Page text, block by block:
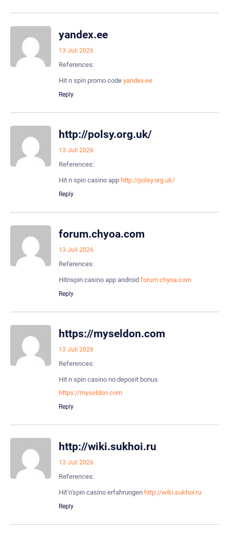
yandex.ee
13 Juli 2026
References:
Hit n spin promo code yandex.ee
Reply
http://polsy.org.uk/
13 Juli 2026
References:
Hit n spin casino app http://polsy.org.uk/
Reply
forum.chyoa.com
13 Juli 2026
References:
Hitnspin casino app android forum.chyoa.com
Reply
https://myseldon.com
13 Juli 2026
References:
Hit n spin casino no deposit bonus
https://myseldon.com
Reply
http://wiki.sukhoi.ru
13 Juli 2026
References:
Hit’n’spin casino erfahrungen http://wiki.sukhoi.ru
Reply